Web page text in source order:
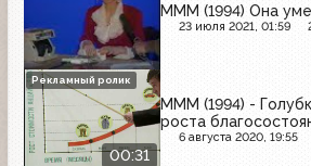
МММ (1994) Она
23 июля 2021, 01:59
00:31
МММ (1994) -
роста
6 августа 2020, 19:55
Рекламный ролик